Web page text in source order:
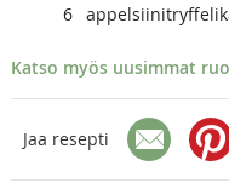
6
Katso myös uusimmat
Jaa resepti